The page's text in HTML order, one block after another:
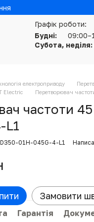
Графік роботи:
Будні:
Субота, неділя:
електроприводу
Electric
Перетворювач
частоти
L1
01H-045G-4-L1
Замовити
Гарантія